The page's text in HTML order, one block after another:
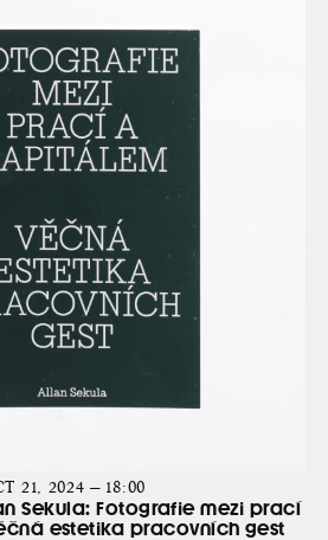
21, 2024 — 18:00
Sekula: Fotografie mezi prací
estetika pracovních gest